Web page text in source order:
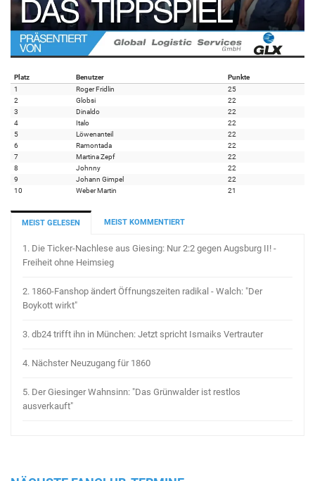
Platz Benutzer
Punkte
1
Roger Fridlin
25
2
Globsi
22
3
Dinaldo
22
4
Italo
22
5
Löwenanteil
22
6
Ramontada
22
7
Martina Zepf
22
8
Johnny
22
9
Johann Gimpel
22
10
Weber Martin 21
MEIST GELESEN MEIST KOMMENTIERT
1. Die Ticker-Nachlese aus Giesing: Nur 2:2 gegen Augsburg II! -
Freiheit ohne Heimsieg
2. 1860-Fanshop ändert Öffnungszeiten radikal - Walch: "Der
Boykott wirkt"
3. db24 trifft ihn in München: Jetzt spricht Ismaiks Vertrauter
4. Nächster Neuzugang für 1860
5. Der Giesinger Wahnsinn: "Das Grünwalder ist restlos
ausverkauft"